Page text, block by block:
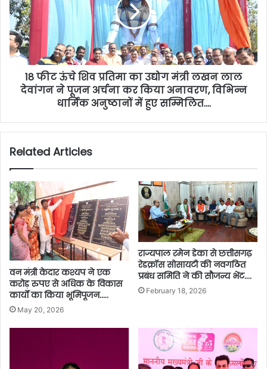
18 फीट ऊंचे शिव प्रतिमा का उद्योग मंत्री लखन लाल
देवांगन ने पूजन अर्चना कर किया अनावरण, विभिन्न
धार्मिक अनुष्ठानों में हुए सम्मिलित….
Related Articles
वन मंत्री केदार कश्यप ने एक
करोड़ रुपए से अधिक के विकास
कार्यों का किया भूमिपूजन…..
May 20, 2026
राज्यपाल रमेन डेका से छत्तीसगढ़
रेडक्रॉस सोसायटी की नवगठित
प्रबंध समिति ने की सौजन्य भेंट….
February 18, 2026